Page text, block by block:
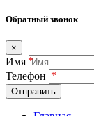
Обратный звонок
×
Имя
Телефон
Отправить